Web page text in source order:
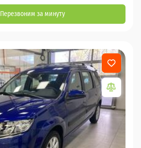
Перезвоним за минуту